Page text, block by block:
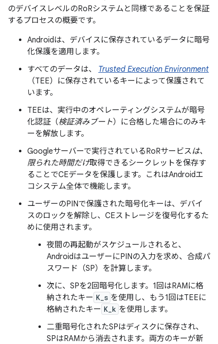
のデバイスレベルのRoRシステムと同様であることを保証
するプロセスの概要です。
Androidは、デバイスに保存されているデータに暗号
化保護を適用します。
すべてのデータは、 Trusted Execution Environment
（TEE）に保存されているキーによって保護されて
います。
TEEは、実行中のオペレーティングシステムが暗号
化認証（検証済みブート）に合格した場合にのみキ
ーを解放します。
Googleサーバーで実行されているRoRサービスは、
限られた時間だけ取得できるシークレットを保存す
ることでCEデータを保護します。これはAndroidエ
コシステム全体で機能します。
ユーザーのPINで保護された暗号化キーは、デバイ
スのロックを解除し、CEストレージを復号化するた
めに使用されます。
夜間の再起動がスケジュールされると、
AndroidはユーザーにPINの入力を求め、合成パ
スワード（SP）を計算します。
次に、SPを2回暗号化します。1回はRAMに格
納されたキー K_s を使用し、もう1回はTEEに
格納されたキー K_k を使用します。
二重暗号化されたSPはディスクに保存され、
SPはRAMから消去されます。両方のキーが新